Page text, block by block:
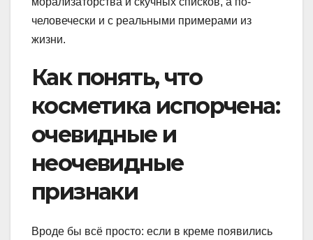
человечески и с реальными примерами из
жизни.
Как понять, что
косметика испорчена:
очевидные и
неочевидные
признаки
Вроде бы всё просто: если в креме появились